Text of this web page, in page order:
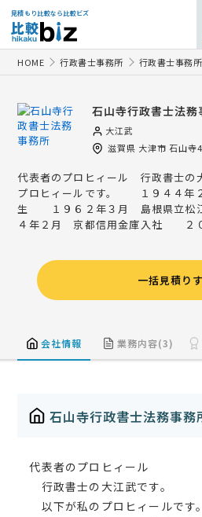
見積もり比較なら比較ビズ
HOME 行政書士事務所 行政書士事務
石山寺行政書士法務
大江武
滋賀県 大津市 石山寺
代表者のプロヒィール 行政書士の
プロヒィールです。 １９４４年
生 １９６２年３月 島根県立松
４年２月 京都信用金庫入社 ２
一括見積り
会社情報 業務内容(3)
石山寺行政書士法務事務
代表者のプロヒィール
行政書士の大江武です。
以下が私のプロヒィールです。